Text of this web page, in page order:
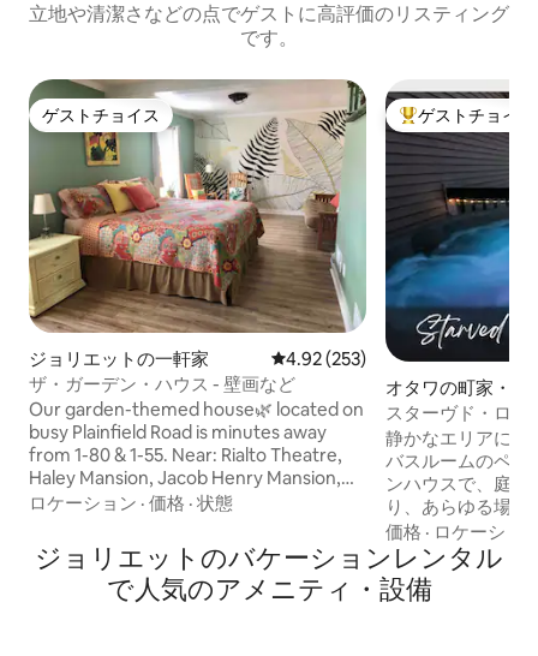
立地や清潔さなどの点でゲストに高評価のリスティング
です。
ゲストチョイス
ゲストチョイス
ジョリエットの一軒家 レビュー253件、5つ星中4.92つ
4.92 (253)
ザ・ガーデン・ハウス - 壁画など
Our garden-themed house🌿 located on
busy Plainfield Road is minutes away
from 1-80 & 1-55. Near: Rialto Theatre,
Haley Mansion, Jacob Henry Mansion,
Joliet Union Station, College of St.
Minor League Baseball & St.Joe's
Hospital. Minutes from: Chicagoland
Speedway, Hollywood Casino, Lewis
ロケーション · 価格 · 状態
大好評のゲスト
ゲストチョイス
オタワの町家・長
スターヴド・ロッ
風呂・ジャグジー
き！
静かなエリアにあ
バスルームのペッ
ンハウスで、庭は
り、あらゆる場
に最適ですが、す
快適です。安全で
でき、リモートワ
ープンフロアと、
価格 · ロケーショ
ジョリエットのバケーションレンタル
で人気のアメニティ・設備